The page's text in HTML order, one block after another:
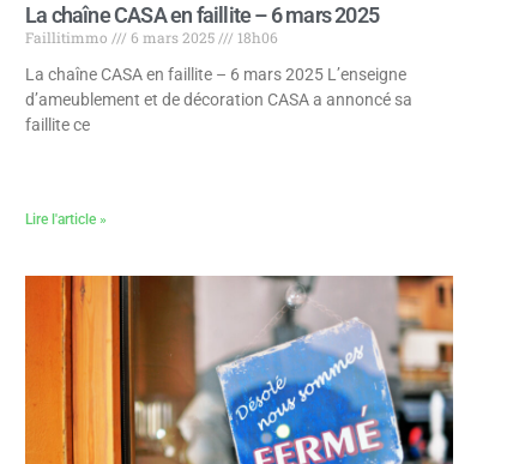
La chaîne CASA en faillite – 6 mars 2025
Faillitimmo 6 mars 2025
18h06
La chaîne CASA en faillite – 6 mars 2025 L’enseigne
d’ameublement et de décoration CASA a annoncé sa
faillite ce
Lire l'article »